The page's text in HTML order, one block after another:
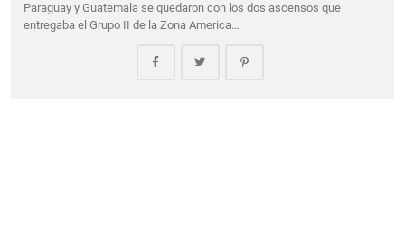
Paraguay y Guatemala se quedaron con los dos ascensos que
entregaba el Grupo II de la Zona America…